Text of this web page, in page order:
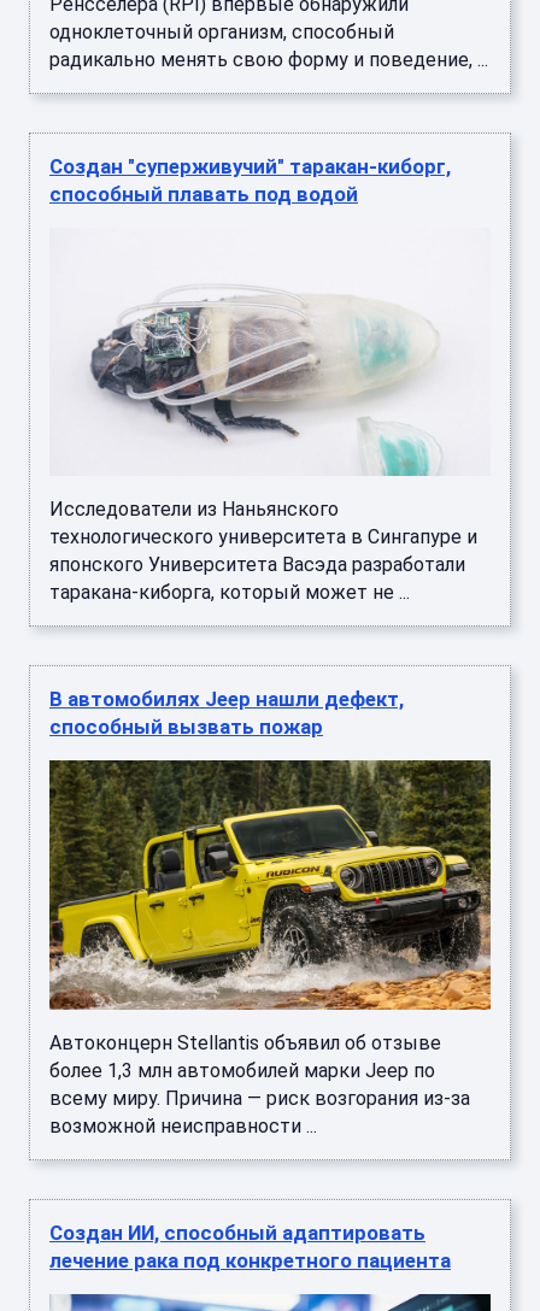
одноклеточный организм, способный
радикально менять свою форму и поведение, ...
Создан "суперживучий" таракан-киборг,
способный плавать под водой
Исследователи из Наньянского
технологического университета в Сингапуре и
японского Университета Васэда разработали
таракана-киборга, который может не ...
В автомобилях Jeep нашли дефект,
способный вызвать пожар
Автоконцерн Stellantis объявил об отзыве
более 1,3 млн автомобилей марки Jeep по
всему миру. Причина — риск возгорания из-за
возможной неисправности ...
Создан ИИ, способный адаптировать
лечение рака под конкретного пациента